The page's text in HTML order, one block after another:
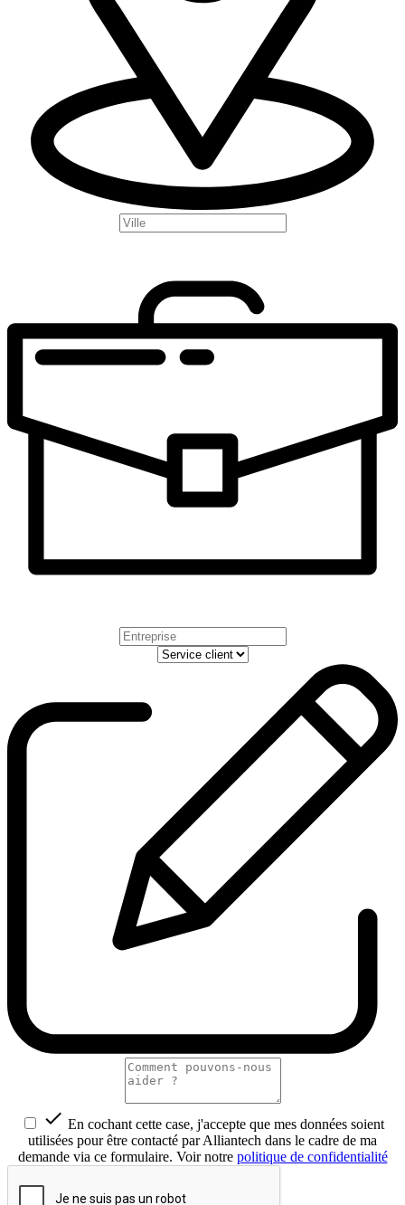
 En cochant cette case, j'accepte que mes données soient
utilisées pour être contacté par Alliantech dans le cadre de ma
demande via ce formulaire. Voir notre politique de confidentialité